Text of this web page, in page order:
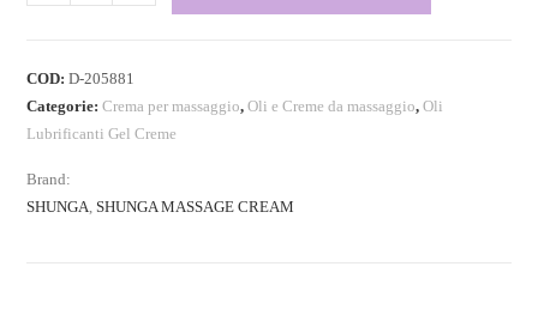
COD:D-205881
Categorie:Crema per massaggio,Oli e Creme da massaggio,Oli
Lubrificanti Gel Creme
Brand:
SHUNGA,SHUNGA MASSAGE CREAM